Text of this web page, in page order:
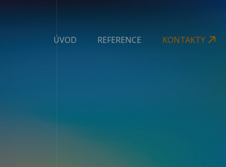
ÚVOD REFERENCE KONTAKTY